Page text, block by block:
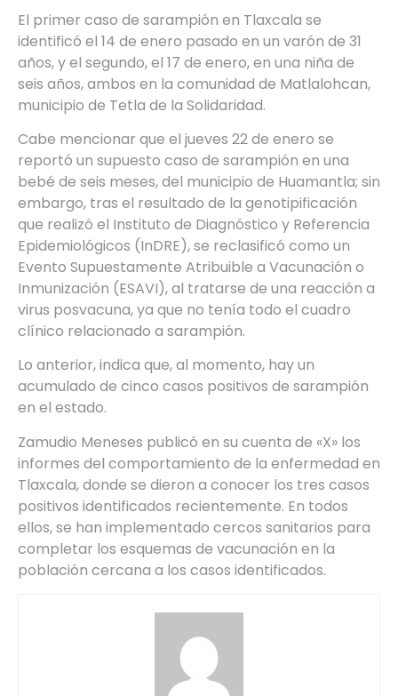
El primer caso de sarampión en Tlaxcala se
identificó el 14 de enero pasado en un varón de 31
años, y el segundo, el 17 de enero, en una niña de
seis años, ambos en la comunidad de Matlalohcan,
municipio de Tetla de la Solidaridad.
Cabe mencionar que el jueves 22 de enero se
reportó un supuesto caso de sarampión en una
bebé de seis meses, del municipio de Huamantla; sin
embargo, tras el resultado de la genotipificación
que realizó el Instituto de Diagnóstico y Referencia
Epidemiológicos (InDRE), se reclasificó como un
Evento Supuestamente Atribuible a Vacunación o
Inmunización (ESAVI), al tratarse de una reacción a
virus posvacuna, ya que no tenía todo el cuadro
clínico relacionado a sarampión.
Lo anterior, indica que, al momento, hay un
acumulado de cinco casos positivos de sarampión
en el estado.
Zamudio Meneses publicó en su cuenta de «X» los
informes del comportamiento de la enfermedad en
Tlaxcala, donde se dieron a conocer los tres casos
positivos identificados recientemente. En todos
ellos, se han implementado cercos sanitarios para
completar los esquemas de vacunación en la
población cercana a los casos identificados.